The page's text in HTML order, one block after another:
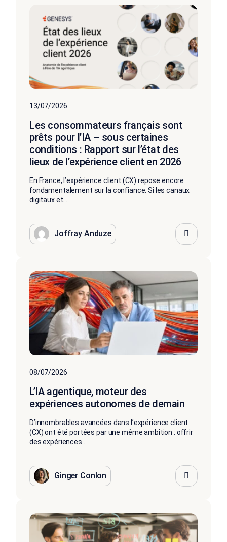
13/07/2026
Les consommateurs français sont
prêts pour l’IA – sous certaines
conditions : Rapport sur l’état des
lieux de l’expérience client en 2026
En France, l’expérience client (CX) repose encore
fondamentalement sur la confiance. Si les canaux
digitaux et...
Joffray Anduze
08/07/2026
L’IA agentique, moteur des
expériences autonomes de demain
D’innombrables avancées dans l’expérience client
(CX) ont été portées par une même ambition : offrir
des expériences...
Ginger Conlon